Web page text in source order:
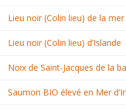
Lieu noir (Colin lieu) de la
Lieu noir (Colin lieu) d’Islande
Noix de Saint-Jacques de la
Saumon BIO élevé en Mer